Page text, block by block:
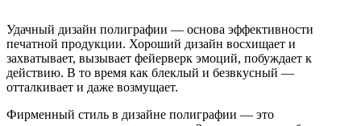
Удачный дизайн полиграфии — основа эффективности
печатной продукции. Хороший дизайн восхищает и
захватывает, вызывает фейерверк эмоций, побуждает к
действию. В то время как блеклый и безвкусный —
отталкивает и даже возмущает.
Фирменный стиль в дизайне полиграфии — это